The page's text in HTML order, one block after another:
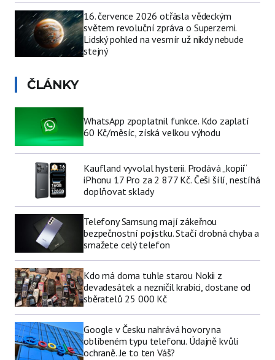
16. července 2026 otřásla vědeckým
světem revoluční zpráva o Superzemi.
Lidský pohled na vesmír už nikdy nebude
stejný
ČLÁNKY
WhatsApp zpoplatnil funkce. Kdo zaplatí
60 Kč/měsíc, získá velkou výhodu
Kaufland vyvolal hysterii. Prodává „kopii“
iPhonu 17 Pro za 2 877 Kč. Češi šílí, nestíhá
doplňovat sklady
Telefony Samsung mají zákeřnou
bezpečnostní pojistku. Stačí drobná chyba a
smažete celý telefon
Kdo má doma tuhle starou Nokii z
devadesátek a nezničil krabici, dostane od
sběratelů 25 000 Kč
Google v Česku nahrává hovory na
oblíbeném typu telefonu. Údajně kvůli
ochraně. Je to ten Váš?